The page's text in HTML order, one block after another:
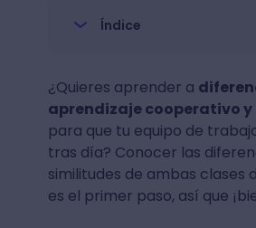
Índice
¿Quieres aprender a
aprendizaje cooperativo
para que tu equipo de
tras día? Conocer las
similitudes de ambas clases
es el primer paso, así que